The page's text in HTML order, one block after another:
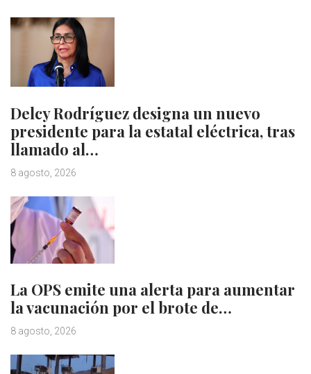
Delcy Rodríguez designa un nuevo
presidente para la estatal eléctrica, tras
llamado al…
8 agosto, 2026
La OPS emite una alerta para aumentar
la vacunación por el brote de…
8 agosto, 2026